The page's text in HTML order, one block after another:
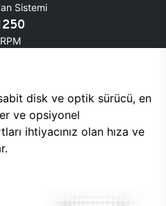
Sistemi
RPM
disk ve optik sürücü, en
ve opsiyonel
ihtiyacınız olan hıza ve